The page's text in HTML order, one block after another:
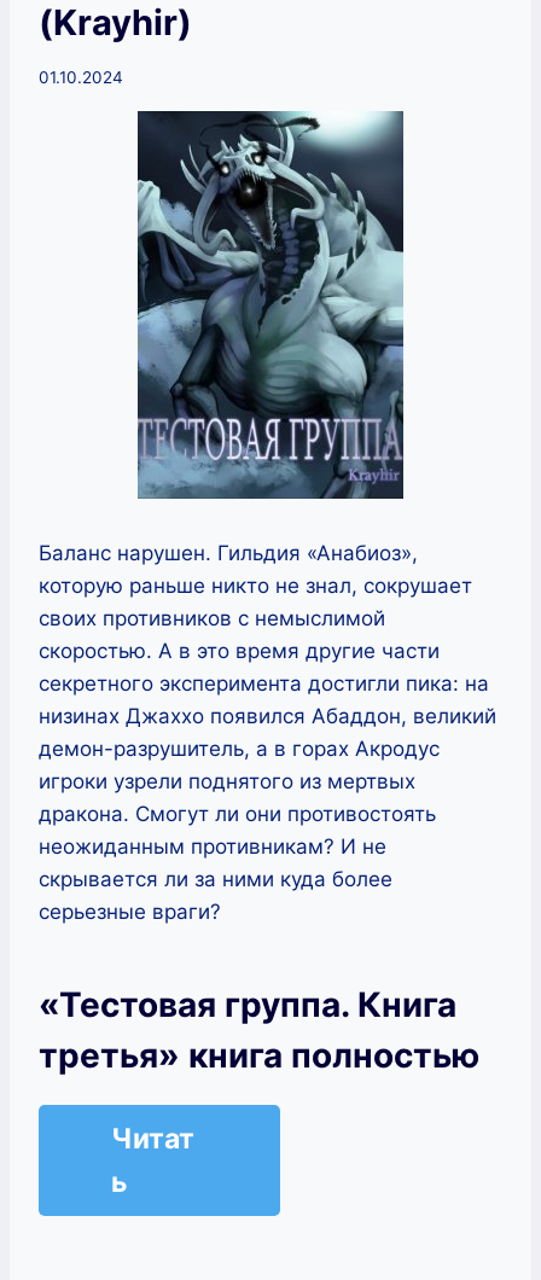
(Krayhir)
01.10.2024
Баланс нарушен. Гильдия «Анабиоз»,
которую раньше никто не знал, сокрушает
своих противников с немыслимой
скоростью. А в это время другие части
секретного эксперимента достигли пика: на
низинах Джаххо появился Абаддон, великий
демон-разрушитель, а в горах Акродус
игроки узрели поднятого из мертвых
дракона. Смогут ли они противостоять
неожиданным противникам? И не
скрывается ли за ними куда более
серьезные враги?
«Тестовая группа. Книга
третья» книга полностью
Читат
ь